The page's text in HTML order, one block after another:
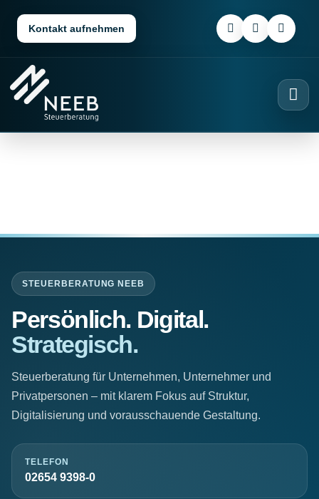
Kontakt aufnehmen
STEUERBERATUNG NEEB
Persönlich. Digital.
Strategisch.
Steuerberatung für Unternehmen, Unternehmer und
Privatpersonen – mit klarem Fokus auf Struktur,
Digitalisierung und vorausschauende Gestaltung.
TELEFON
02654 9398-0